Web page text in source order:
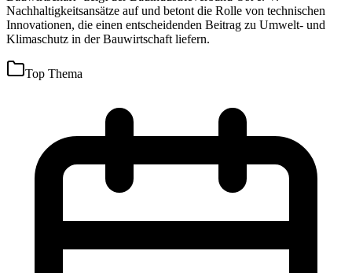
Nachhaltigkeitsansätze auf und betont die Rolle von technischen
Innovationen, die einen entscheidenden Beitrag zu Umwelt- und
Klimaschutz in der Bauwirtschaft liefern.
Top Thema